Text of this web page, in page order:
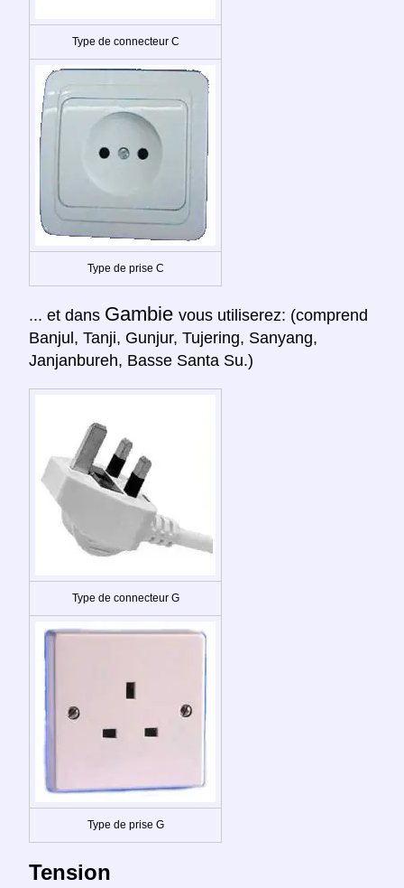
Type de connecteur C
Type de prise C
... et dans Gambie vous utiliserez: (comprend
Banjul, Tanji, Gunjur, Tujering, Sanyang,
Janjanbureh, Basse Santa Su.)
Type de connecteur G
Type de prise G
Tension